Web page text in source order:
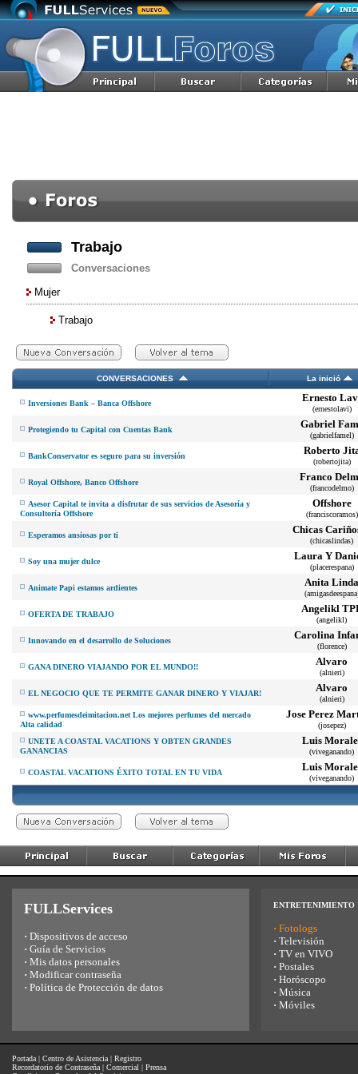
Trabajo
Conversaciones
Mujer
Trabajo
CONVERSACIONES La inició
Inversiones Bank – Banca Offshore Ernesto
(ernestolavi)
Protegiendo tu Capital con Cuentas Bank Gabriel
(gabrielfamel)
BankConservator es seguro para su inversión Roberto
(robertojita)
Royal Offshore, Banco Offshore Franco
(francodelmo)
Asesor Capital te invita a disfrutar de sus servicios de Asesoría y
Consultoría Offshore
Offshore
(franciscoramos)
Esperamos ansiosas por ti Chicas
(chicaslindas)
Soy una mujer dulce Laura Y
(placerespana)
Animate Papi estamos ardientes Anita Linda
OFERTA DE TRABAJO Angelikl
(angelikl)
Innovando en el desarrollo de Soluciones Carolina
(florence)
GANA DINERO VIAJANDO POR EL MUNDO!! Alvaro
(alnieri)
EL NEGOCIO QUE TE PERMITE GANAR DINERO Y VIAJAR! Alvaro
(alnieri)
www.perfumesdeimitacion.net Los mejores perfumes del mercado
Alta calidad
Jose Perez
(josepez)
UNETE A COASTAL VACATIONS Y OBTEN GRANDES
GANANCIAS
Luis
(viveganando)
COASTAL VACATIONS ÉXITO TOTAL EN TU VIDA Luis
(viveganando)
FULLServices
· Dispositivos de acceso
· Guía de Servicios
· Mis datos personales
· Modificar contraseña
· Política de Protección de datos
ENTRETENIMIENTO
· Fotologs
· Televisión
· TV en VIVO
· Postales
· Horóscopo
· Música
· Móviles
Portada | Centro de Asistencia | Registro
Recordatorio de Contraseña | Comercial | Prensa